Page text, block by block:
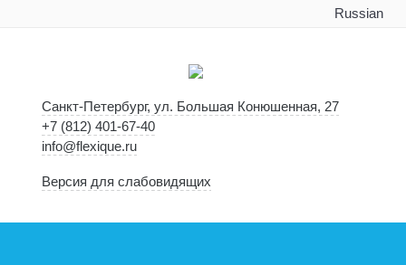
Russian
Санкт-Петербург, ул. Большая Конюшенная, 27
+7 (812) 401-67-40
info@flexique.ru
Версия для слабовидящих